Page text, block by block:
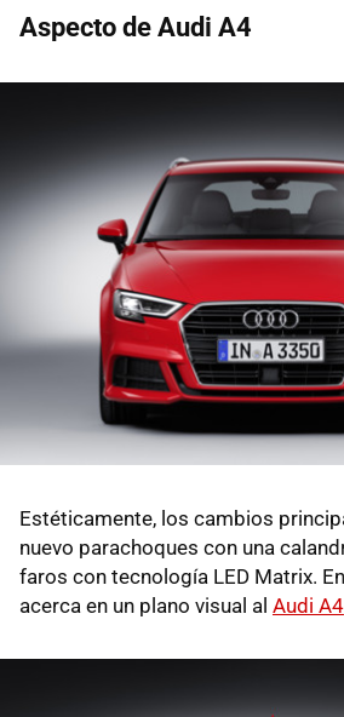
Aspecto de Audi A4
Estéticamente, los cambios
nuevo parachoques con una
faros con tecnología LED Matrix.
acerca en un plano visual al Audi A4